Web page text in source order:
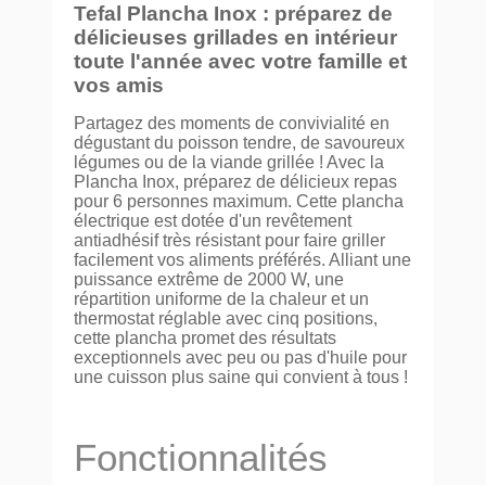
Tefal Plancha Inox : préparez de
délicieuses grillades en intérieur
toute l'année avec votre famille et
vos amis
Partagez des moments de convivialité en
dégustant du poisson tendre, de savoureux
légumes ou de la viande grillée ! Avec la
Plancha Inox, préparez de délicieux repas
pour 6 personnes maximum. Cette plancha
électrique est dotée d'un revêtement
antiadhésif très résistant pour faire griller
facilement vos aliments préférés. Alliant une
puissance extrême de 2000 W, une
répartition uniforme de la chaleur et un
thermostat réglable avec cinq positions,
cette plancha promet des résultats
exceptionnels avec peu ou pas d'huile pour
une cuisson plus saine qui convient à tous !
Fonctionnalités